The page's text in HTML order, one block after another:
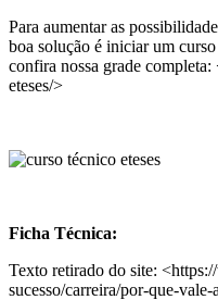
Para aumentar as
boa solução é iniciar um
confira nossa grade
eteses/>
Ficha Técnica:
Texto retirado do site:
sucesso/carreira/por-que-